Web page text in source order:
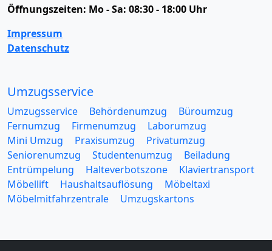
Öffnungszeiten: Mo - Sa: 08:30 - 18:00 Uhr
Impressum
Datenschutz
Umzugsservice
Umzugsservice Behördenumzug
Büroumzug
Fernumzug
Firmenumzug
Laborumzug
Mini Umzug
Praxisumzug
Privatumzug
Seniorenumzug
Studentenumzug
Beiladung
Entrümpelung
Halteverbotszone
Klaviertransport
Möbellift
Haushaltsauflösung
Möbeltaxi
Möbelmitfahrzentrale
Umzugskartons